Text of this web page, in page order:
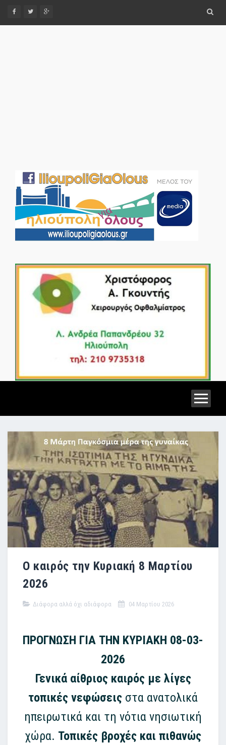
Ο καιρός την Κυριακή 8 Μαρτίου
2026
Διάφορα αλλά όχι αδιάφορα 04 Μαρτίου 2026
ΠΡΟΓΝΩΣΗ ΓΙΑ ΤΗΝ ΚΥΡΙΑΚΗ 08-03-
2026
Γενικά αίθριος καιρός με λίγες
τοπικές νεφώσεις στα ανατολικά
ηπειρωτικά και τη νότια νησιωτική
χώρα. Τοπικές βροχές και πιθανώς